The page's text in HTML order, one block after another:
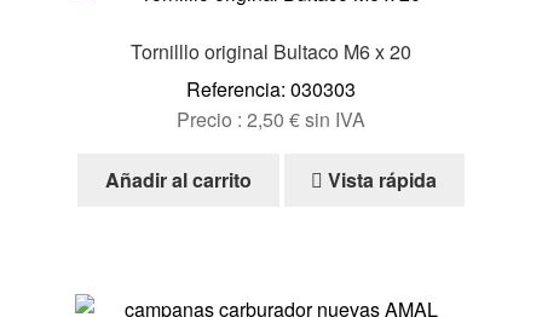
Tornilllo original Bultaco M6 x 20
Referencia: 030303
Precio : 2,50 €sin IVA
Añadir al carrito Vista rápida